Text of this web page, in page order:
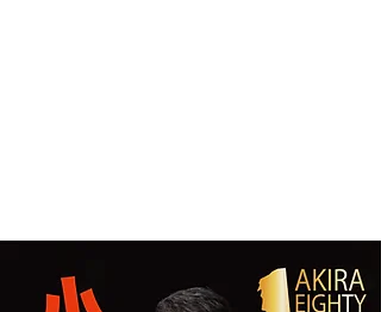
※3歳未満観劇不可
受付→配送いたします
※市川九團次自動音声ボイスで対応します。音声ガイ